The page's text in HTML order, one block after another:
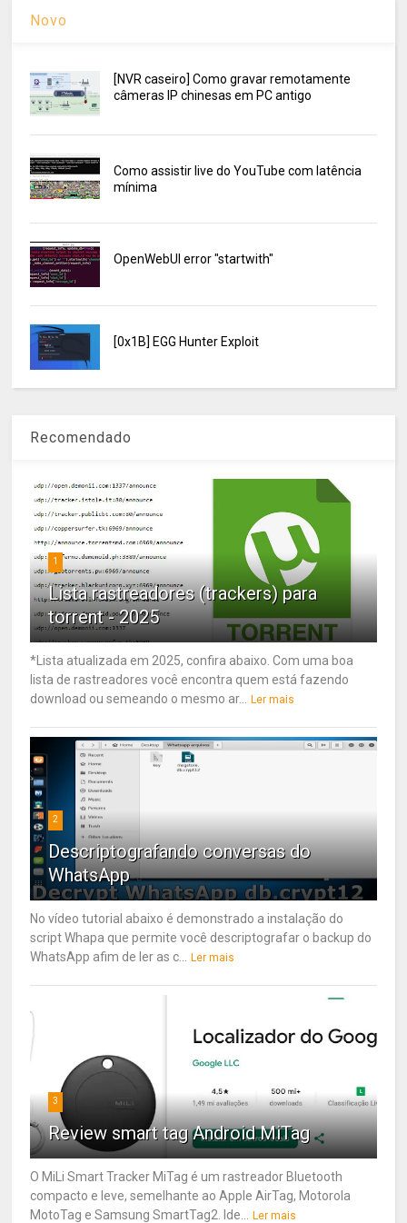
Novo
[NVR caseiro] Como gravar remotamente
câmeras IP chinesas em PC antigo
Como assistir live do YouTube com latência
mínima
OpenWebUI error "startwith"
[0x1B] EGG Hunter Exploit
Recomendado
1
Lista rastreadores (trackers) para
torrent - 2025
*Lista atualizada em 2025, confira abaixo. Com uma boa
lista de rastreadores você encontra quem está fazendo
download ou semeando o mesmo ar...
Ler mais
2
Descriptografando conversas do
WhatsApp
No vídeo tutorial abaixo é demonstrado a instalação do
script Whapa que permite você descriptografar o backup do
WhatsApp afim de ler as c...
Ler mais
3
Review smart tag Android MiTag
O MiLi Smart Tracker MiTag é um rastreador Bluetooth
compacto e leve, semelhante ao Apple AirTag, Motorola
MotoTag e Samsung SmartTag2. Ide...
Ler mais